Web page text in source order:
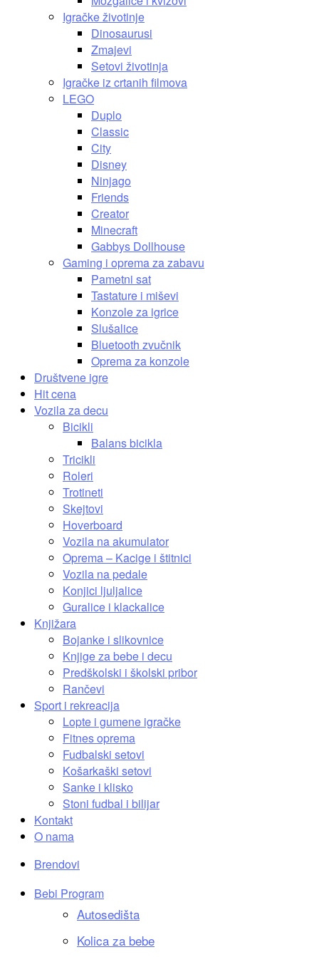
Igračke životinje
Dinosaurusi
Zmajevi
Setovi životinja
Igračke iz crtanih filmova
LEGO
Duplo
Classic
City
Disney
Ninjago
Friends
Creator
Minecraft
Gabbys Dollhouse
Gaming i oprema za zabavu
Pametni sat
Tastature i miševi
Konzole za igrice
Slušalice
Bluetooth zvučnik
Oprema za konzole
Društvene igre
Hit cena
Vozila za decu
Bicikli
Balans bicikla
Tricikli
Roleri
Trotineti
Skejtovi
Hoverboard
Vozila na akumulator
Oprema – Kacige i štitnici
Vozila na pedale
Konjici ljuljalice
Guralice i klackalice
Knjižara
Bojanke i slikovnice
Knjige za bebe i decu
Predškolski i školski pribor
Rančevi
Sport i rekreacija
Lopte i gumene igračke
Fitnes oprema
Fudbalski setovi
Košarkaški setovi
Sanke i klisko
Stoni fudbal i bilijar
Kontakt
O nama
Brendovi
Bebi Program
Autosedišta
Kolica za bebe